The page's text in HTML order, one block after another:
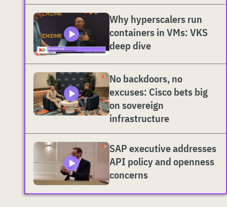
Why hyperscalers run
containers in VMs: VKS
deep dive
No backdoors, no
excuses: Cisco bets big
on sovereign
infrastructure
SAP executive addresses
API policy and openness
concerns